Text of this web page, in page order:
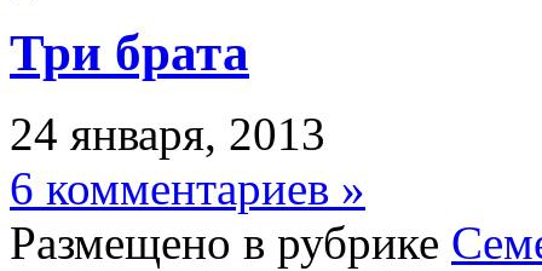
Три брата
24 января, 2013
6 комментариев »
Размещено в рубрике